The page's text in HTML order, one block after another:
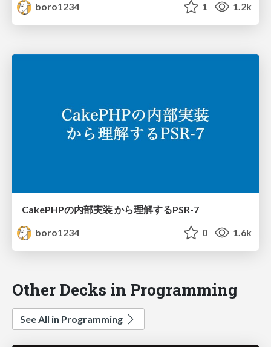
boro1234
1 1.2k
CakePHPの内部実装 から理解するPSR-7
boro1234
0 1.6k
Other Decks in Programming
See All in Programming